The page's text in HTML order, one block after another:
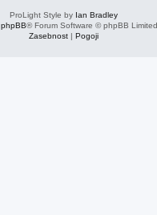
ProLight Style by Ian Bradley
phpBB® Forum Software © phpBB Limited
Zasebnost| Pogoji